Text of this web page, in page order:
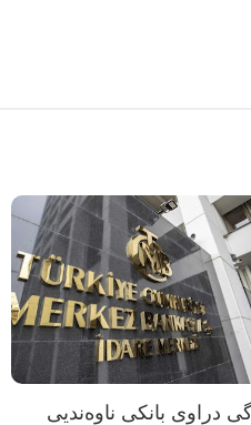
دراوی بانکی ناوەندیی